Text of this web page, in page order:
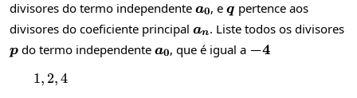
a_0
divisores do termo independente a_0
a0, e q
q pertence aos
divisores do coeficiente principal a_n
an. Liste todos os divisores
p
p do termo independente a_0
a0, que é igual a -4
−4
1, 2, 4
1, 2,4